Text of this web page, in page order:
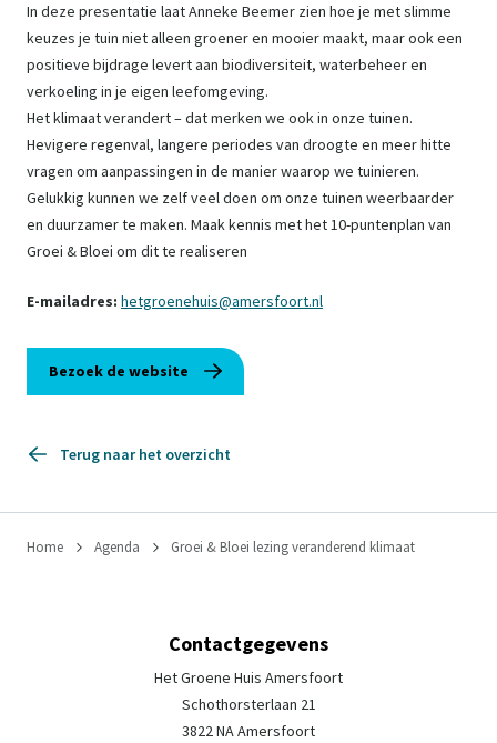
In deze presentatie laat Anneke Beemer zien hoe je met slimme
keuzes je tuin niet alleen groener en mooier maakt, maar ook een
positieve bijdrage levert aan biodiversiteit, waterbeheer en
verkoeling in je eigen leefomgeving.
Het klimaat verandert – dat merken we ook in onze tuinen.
Hevigere regenval, langere periodes van droogte en meer hitte
vragen om aanpassingen in de manier waarop we tuinieren.
Gelukkig kunnen we zelf veel doen om onze tuinen weerbaarder
en duurzamer te maken. Maak kennis met het 10-puntenplan van
Groei & Bloei om dit te realiseren
E-mailadres: hetgroenehuis@amersfoort.nl
Bezoek de website
Terug naar het overzicht
Home Agenda Groei & Bloei lezing veranderend klimaat
Contactgegevens
Het Groene Huis Amersfoort
Schothorsterlaan 21
3822 NA Amersfoort